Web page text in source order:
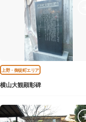
上野・御徒町エリア
横山大観顕彰碑